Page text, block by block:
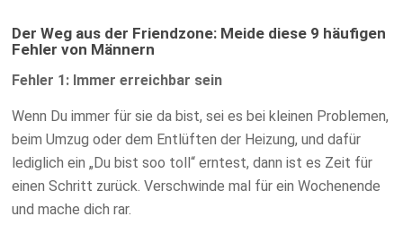
Der Weg aus der Friendzone: Meide diese 9 häufigen
Fehler von Männern
Fehler 1: Immer erreichbar sein
Wenn Du immer für sie da bist, sei es bei kleinen Problemen,
beim Umzug oder dem Entlüften der Heizung, und dafür
lediglich ein „Du bist soo toll“ erntest, dann ist es Zeit für
einen Schritt zurück. Verschwinde mal für ein Wochenende
und mache dich rar.